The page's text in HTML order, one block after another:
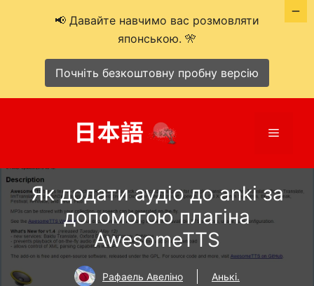
Меню
Як додати аудіо до anki за
допомогою плагіна
AwesomeTTS
Рафаель Авеліно Анькі.
📢 Давайте навчимо вас розмовляти
японською. 🎌
Почніть безкоштовну пробну версію